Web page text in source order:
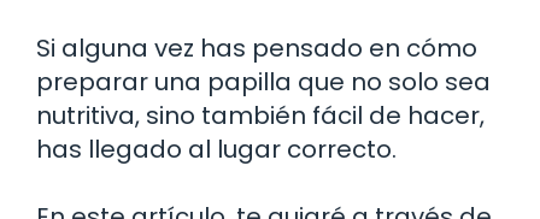
Si alguna vez has pensado en cómo
preparar una papilla que no solo sea
nutritiva, sino también fácil de hacer,
has llegado al lugar correcto.